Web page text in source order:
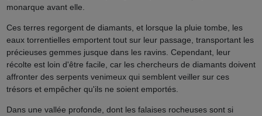
monarque avant elle.
Ces terres regorgent de diamants, et lorsque la pluie tombe, les
eaux torrentielles emportent tout sur leur passage, transportant les
précieuses gemmes jusque dans les ravins. Cependant, leur
récolte est loin d'être facile, car les chercheurs de diamants doivent
affronter des serpents venimeux qui semblent veiller sur ces
trésors et empêcher qu'ils ne soient emportés.
Dans une vallée profonde, dont les falaises rocheuses sont si